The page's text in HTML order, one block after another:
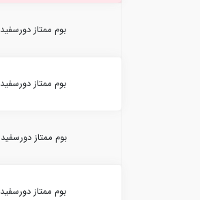
بوم ممتاز دورسفید 70x120cm پیشگام
بوم ممتاز دورسفید 80x100cm پیشگام
بوم ممتاز دورسفید 80x120cm پیشگام
بوم ممتاز دورسفید 90x120cm پیشگام